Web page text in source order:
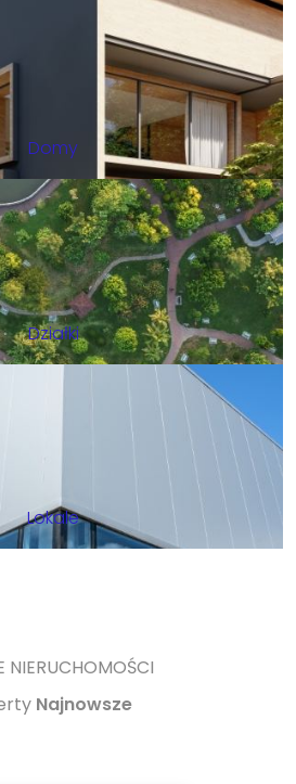
Domy
Działki
Lokale
NIERUCHOMOŚCI
Najnowsze